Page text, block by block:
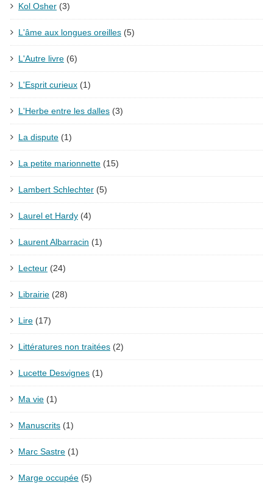
Kol Osher (3)
L'âme aux longues oreilles (5)
L'Autre livre (6)
L'Esprit curieux (1)
L'Herbe entre les dalles (3)
La dispute (1)
La petite marionnette (15)
Lambert Schlechter (5)
Laurel et Hardy (4)
Laurent Albarracin (1)
Lecteur (24)
Librairie (28)
Lire (17)
Littératures non traitées (2)
Lucette Desvignes (1)
Ma vie (1)
Manuscrits (1)
Marc Sastre (1)
Marge occupée (5)